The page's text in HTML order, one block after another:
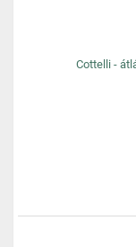
Cottelli -